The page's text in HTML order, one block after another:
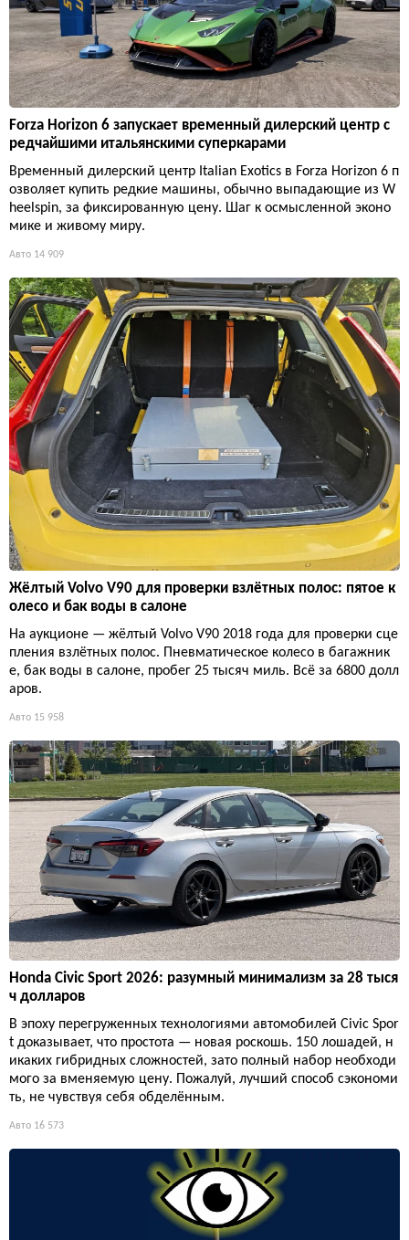
Forza Horizon 6 запускает временный дилерский центр с
редчайшими итальянскими суперкарами
Временный дилерский центр Italian Exotics в Forza Horizon 6 п
озволяет купить редкие машины, обычно выпадающие из W
heelspin, за фиксированную цену. Шаг к осмысленной эконо
мике и живому миру.
Авто 14 909
Жёлтый Volvo V90 для проверки взлётных полос: пятое к
олесо и бак воды в салоне
На аукционе — жёлтый Volvo V90 2018 года для проверки сце
пления взлётных полос. Пневматическое колесо в багажник
е, бак воды в салоне, пробег 25 тысяч миль. Всё за 6800 долл
аров.
Авто 15 958
Honda Civic Sport 2026: разумный минимализм за 28 тыся
ч долларов
В эпоху перегруженных технологиями автомобилей Civic Spor
t доказывает, что простота — новая роскошь. 150 лошадей, н
икаких гибридных сложностей, зато полный набор необходи
мого за вменяемую цену. Пожалуй, лучший способ сэкономи
ть, не чувствуя себя обделённым.
Авто 16 573